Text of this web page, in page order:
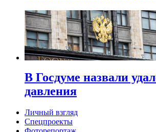
В Госдуме назвали
давления
Личный взгляд
Спецпроекты